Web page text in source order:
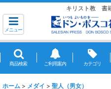
キリスト教 書
メニュー
商品検索 ご利用案内 カテゴリ
ホーム > メダイ > 聖人（男女）